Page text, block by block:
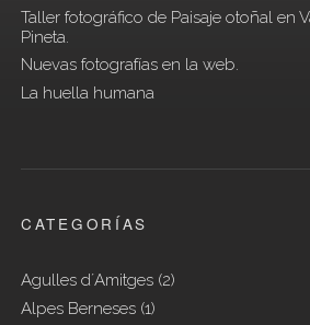
Taller fotográfico de Paisaje otoñal en
Pineta.
Nuevas fotografías en la web.
La huella humana
CATEGORÍAS
Agulles d´Amitges (2)
Alpes Berneses (1)